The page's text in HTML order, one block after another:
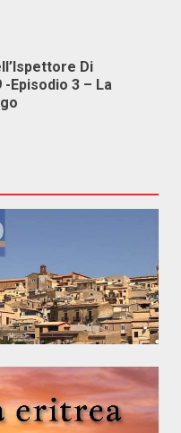
Di
-Episodio 3 – La